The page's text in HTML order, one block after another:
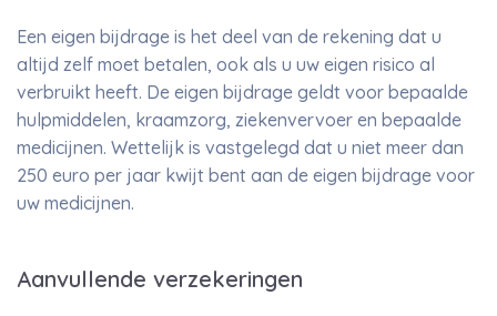
Een eigen bijdrage is het deel van de rekening dat u
altijd zelf moet betalen, ook als u uw eigen risico al
verbruikt heeft. De eigen bijdrage geldt voor bepaalde
hulpmiddelen, kraamzorg, ziekenvervoer en bepaalde
medicijnen. Wettelijk is vastgelegd dat u niet meer dan
250 euro per jaar kwijt bent aan de eigen bijdrage voor
uw medicijnen.
Aanvullende verzekeringen